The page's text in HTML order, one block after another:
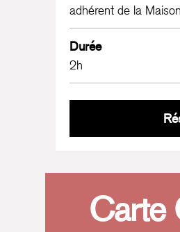
adhérent de la
Durée
2h
Carte